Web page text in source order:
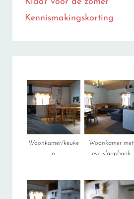
Klaar voor de zomer
Kennismakingskorting
Woonkamer/keuke
n
Woonkamer met
evt. slaapbank